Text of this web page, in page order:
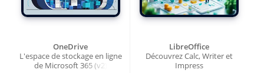
OneDrive
L'espace de stockage en ligne
de Microsoft 365 (v2)
LibreOffice
Découvrez Calc, Writer et
Impress